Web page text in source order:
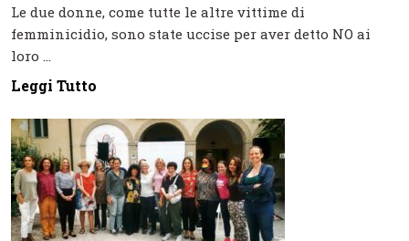
Le due donne, come tutte le altre vittime di
femminicidio, sono state uccise per aver detto NO ai
loro ...
Leggi Tutto